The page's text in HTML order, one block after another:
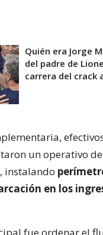
Quién era Jorge
del padre de
carrera del crack
un operativo
instalando
en los